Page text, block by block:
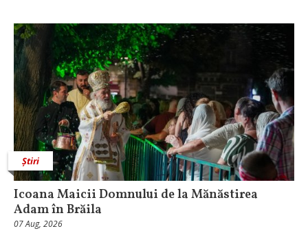
Știri
Icoana Maicii Domnului de la Mănăstirea
Adam în Brăila
07 Aug, 2026